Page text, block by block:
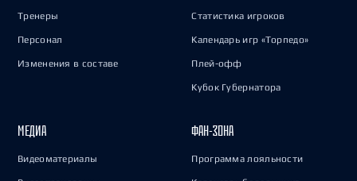
Тренеры
Персонал
Изменения в составе
Статистика игроков
Календарь игр «Торпедо»
Плей-офф
Кубок Губернатора
МЕДИА
Видеоматериалы
ФАН-ЗОНА
Программа лояльности